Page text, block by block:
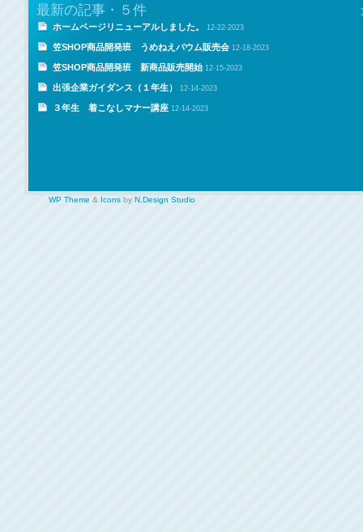
最新の記事・５件
ホームページリニューアルしました。 12-22-2023
笠SHOP商品開発班 うめねえバウム販売会 12-18-2023
笠SHOP商品開発班 新商品販売開始 12-15-2023
出張企業ガイダンス（１年生） 12-14-2023
３年生 着こなしマナー講座 12-14-2023
WP Theme & Icons by N.Design Studio